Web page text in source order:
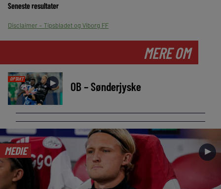
Seneste resultater
Disclaimer – Tipsbladet og Viborg FF
MERE OM
OPTAKT ► OB – Sønderjyske
MEDIE ►